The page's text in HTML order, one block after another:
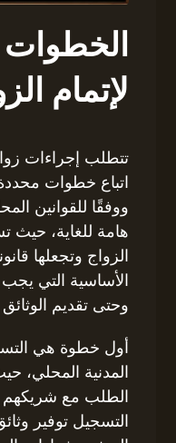
الخطوات
لإتمام
تتطلب إجراءات
اتباع خطوات
ووفقًا للقوانين
هامة للغاية، حيث
الزواج وتجعلها
الأساسية التي
وحتى تقديم الوثائق
أول خطوة هي
المدنية المحلي،
الطلب مع شريكهم
التسجيل توفير